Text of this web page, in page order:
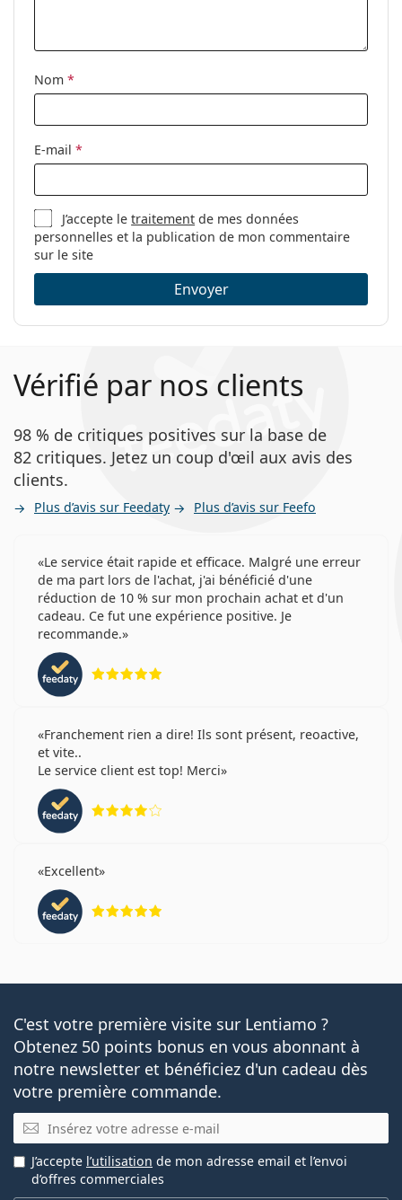
Nom *
E-mail *
J’accepte letraitement de mes données
personnelles et la publication de mon commentaire
sur le site
Envoyer
Vérifié par nos clients
98 % de critiques positives sur la base de
82 critiques. Jetez un coup d'œil aux avis des
clients.
Plus d’avis sur Feedaty Plus d’avis sur Feefo
Le service était rapide et efficace. Malgré une erreur
de ma part lors de l'achat, j'ai bénéficié d'une
réduction de 10 % sur mon prochain achat et d'un
cadeau. Ce fut une expérience positive. Je
recommande.
Franchement rien a dire! Ils sont présent, reoactive,
et vite..
Le service client est top! Merci
Excellent
C'est votre première visite sur Lentiamo ?
Obtenez 50 points bonus en vous abonnant à
notre newsletter et bénéficiez d'un cadeau dès
votre première commande.
E-mail
J’accepte l’utilisation de mon adresse email et l’envoi
d’offres commerciales